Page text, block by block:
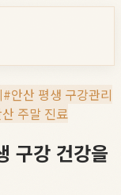
#안산 평생 구강관리
주말 진료
구강 건강을